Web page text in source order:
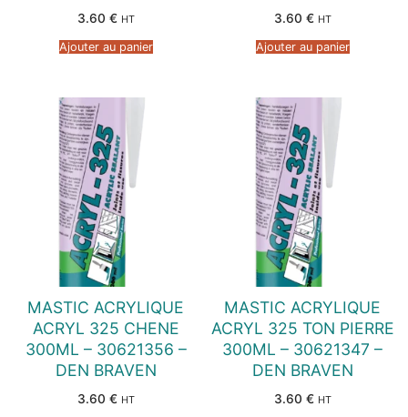
3.60 € HT
Ajouter au panier
3.60 € HT
Ajouter au panier
MASTIC ACRYLIQUE
ACRYL 325 CHENE
300ML – 30621356 –
DEN BRAVEN
3.60 € HT
MASTIC ACRYLIQUE
ACRYL 325 TON PIERRE
300ML – 30621347 –
DEN BRAVEN
3.60 € HT